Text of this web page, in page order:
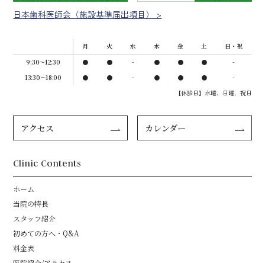
日本歯科医師会（施設基準届出項目） >
月 火 水 木 金 土
日・祝
9:30〜12:30
● ● - ● ● ●
-
13:30～18:00
● ● - ● ● ●
-
【休診日】水曜、日曜、祝日
アクセス カレンダー
Clinic Contents
ホーム
当院の特長
スタッフ紹介
初めての方へ・Q&A
料金表